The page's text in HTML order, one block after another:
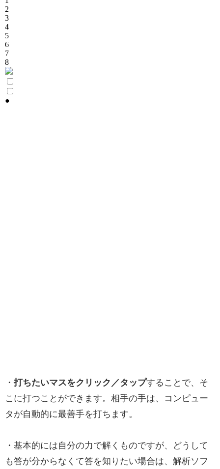
・打ちたいマスをクリック／タップすることで、そ
こに打つことができます。相手の手は、コンピュー
タが自動的に最善手を打ちます。
・基本的には自分の力で解くものですが、どうして
も答が分からなくて答を知りたい場合は、解析ソフ